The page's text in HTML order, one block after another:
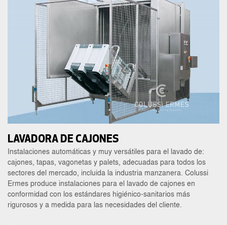
LAVADORA DE CAJONES
Instalaciones automáticas y muy versátiles para el lavado de:
cajones, tapas, vagonetas y palets, adecuadas para todos los
sectores del mercado, incluida la industria manzanera. Colussi
Ermes produce instalaciones para el lavado de cajones en
conformidad con los estándares higiénico-sanitarios más
rigurosos y a medida para las necesidades del cliente.